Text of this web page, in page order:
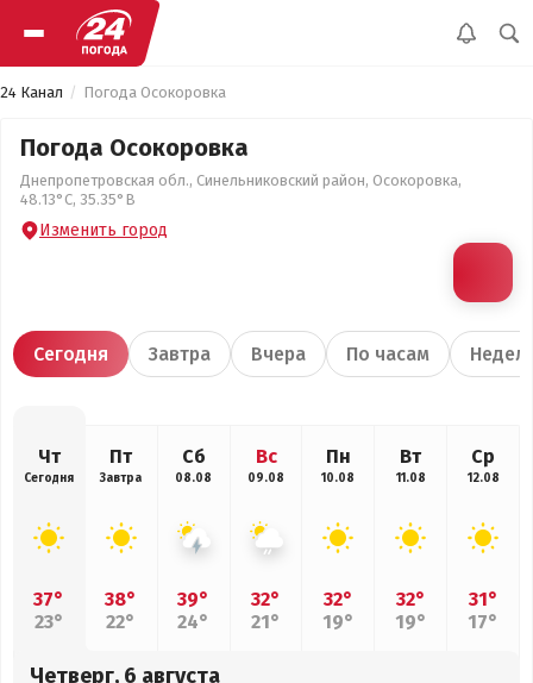
24 Канал Погода Осокоровка
Погода Осокоровка
Днепропетровская обл., Синельниковский район, Осокоровка,
48.13°С, 35.35°В
Изменить город
Сегодня Завтра Вчера По часам
Чт
Сегодня
37°
23°
Пт
Завтра
38°
22°
Сб
08.08
39°
24°
Вс
09.08
32°
21°
Пн
10.08
32°
19°
Вт
11.08
32°
19°
Ср
12.08
31°
17°
Четверг, 6 августа